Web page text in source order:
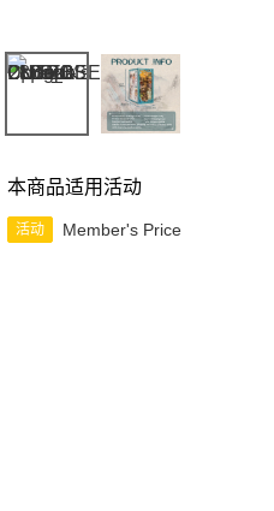
本商品适用活动
活动 Member's Price